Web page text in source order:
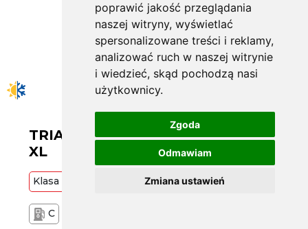
poprawić jakość przeglądania
naszej witryny, wyświetlać
spersonalizowane treści i reklamy,
analizować ruch w naszej witrynie
i wiedzieć, skąd pochodzą nasi
użytkownicy.
Zgoda
Odmawiam
Zmiana ustawień
TRIANGLE W225/60 R17 TA01 103V
XL
Klasa 103 V
C